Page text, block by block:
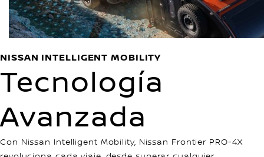
Tecnología
Avanzada
NISSAN INTELLIGENT MOBILITY
Con Nissan Intelligent Mobility, Nissan Frontier PRO-4X